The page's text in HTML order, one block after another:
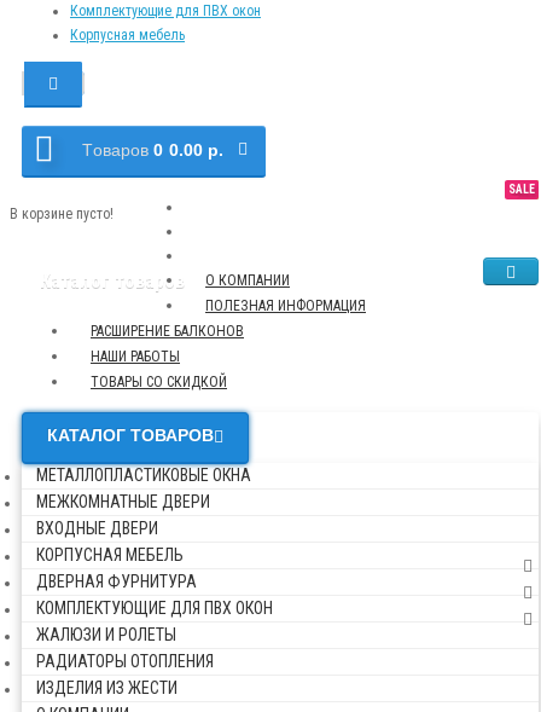
Комплектующие для ПВХ окон
Корпусная мебель
Tоваров 0 0.00 р.
В корзине пусто!
Каталог товаров
О КОМПАНИИ
ПОЛЕЗНАЯ ИНФОРМАЦИЯ
NEW
РАСШИРЕНИЕ БАЛКОНОВ
TOP
НАШИ РАБОТЫ
SALE
ТОВАРЫ СО СКИДКОЙ
КАТАЛОГ ТОВАРОВ
МЕТАЛЛОПЛАСТИКОВЫЕ ОКНА
МЕЖКОМНАТНЫЕ ДВЕРИ
ВХОДНЫЕ ДВЕРИ
КОРПУСНАЯ МЕБЕЛЬ
ДВЕРНАЯ ФУРНИТУРА
КОМПЛЕКТУЮЩИЕ ДЛЯ ПВХ ОКОН
ЖАЛЮЗИ И РОЛЕТЫ
РАДИАТОРЫ ОТОПЛЕНИЯ
ИЗДЕЛИЯ ИЗ ЖЕСТИ